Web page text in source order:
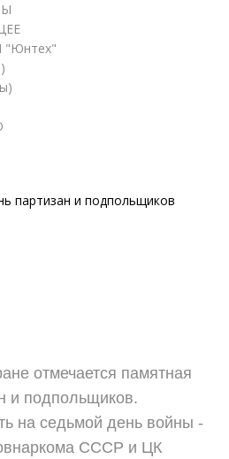
партизан и подпольщиков
отмечается памятная
и подпольщиков.
на седьмой день войны -
СССР и ЦК